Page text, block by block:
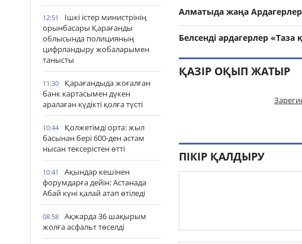
12:51
Ішкі істер министрінің
орынбасары Қарағанды
облысында полицияның
цифрландыру жобаларымен
танысты
11:30
Қарағандыда жоғалған
банк картасымен дүкен
аралаған күдікті қолға түсті
10:44
Қолжетімді орта: жыл
басынан бері 600-ден астам
нысан тексерістен өтті
10:41
Ақындар кешінен
форумдарға дейін: Астанада
Абай күні қалай атап өтіледі
08:58
Ақжарда 36 шақырым
жолға асфальт төселді
Алматыда жаңа
Белсенді ардагерлер
ҚАЗІР ОҚЫП ЖАТЫР
ПІКІР ҚАЛДЫРУ